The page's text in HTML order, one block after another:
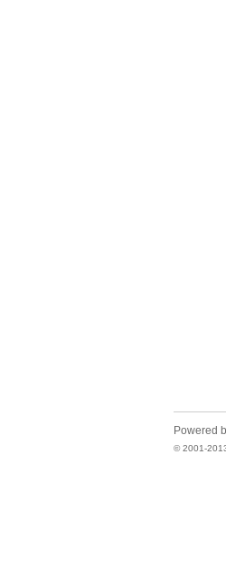
Powered
© 2001-